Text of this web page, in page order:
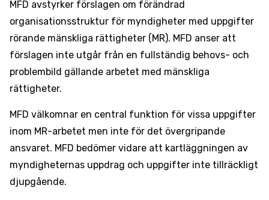
MFD avstyrker förslagen om förändrad
organisationsstruktur för myndigheter med uppgifter
rörande mänskliga rättigheter (MR). MFD anser att
förslagen inte utgår från en fullständig behovs- och
problembild gällande arbetet med mänskliga
rättigheter.
MFD välkomnar en central funktion för vissa uppgifter
inom MR-arbetet men inte för det övergripande
ansvaret. MFD bedömer vidare att kartläggningen av
myndigheternas uppdrag och uppgifter inte tillräckligt
djupgående.